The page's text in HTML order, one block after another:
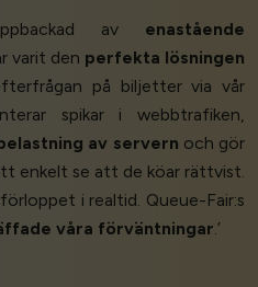
av enastående
varit den perfekta lösningen
på biljetter via vår
spikar i webbtrafiken,
av servern och gör
enkelt se att de köar rättvist.
i realtid. Queue-Fair:s
våra förväntningar.’